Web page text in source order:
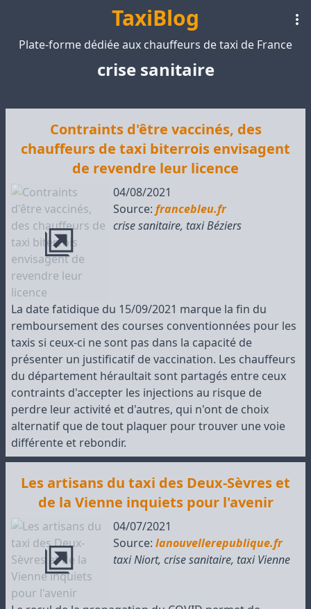
TaxiBlog
Plate-forme dédiée aux chauffeurs de taxi de France
crise sanitaire
Contraints d'être vaccinés, des
chauffeurs de taxi biterrois envisagent
de revendre leur licence
04/08/2021
Source: francebleu.fr
crise sanitaire, taxi Béziers
La date fatidique du 15/09/2021 marque la fin du
remboursement des courses conventionnées pour les
taxis si ceux-ci ne sont pas dans la capacité de
présenter un justificatif de vaccination. Les chauffeurs
du département héraultait sont partagés entre ceux
contraints d'accepter les injections au risque de
perdre leur activité et d'autres, qui n'ont de choix
alternatif que de tout plaquer pour trouver une voie
différente et rebondir.
Les artisans du taxi des Deux-Sèvres et
de la Vienne inquiets pour l'avenir
04/07/2021
Source: lanouvellerepublique.fr
taxi Niort, crise sanitaire, taxi Vienne